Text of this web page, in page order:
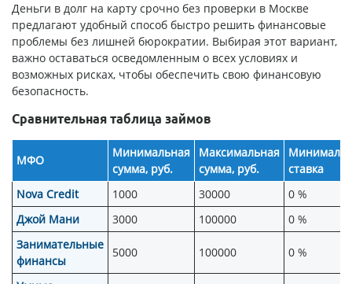
Деньги в долг на карту срочно без проверки в Москве
предлагают удобный способ быстро решить финансовые
проблемы без лишней бюрократии. Выбирая этот вариант,
важно оставаться осведомленным о всех условиях и
возможных рисках, чтобы обеспечить свою финансовую
безопасность.
Сравнительная таблица займов
МФО
Минимальная
сумма, руб.
Максимальная
сумма, руб.
ставка
Nova Credit
1000 30000
0 %
Джой Мани
3000 100000
0 %
Занимательные
финансы
5000 100000 0 %